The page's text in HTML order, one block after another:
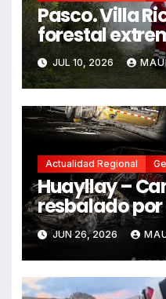
Pasco. Villa
forestal
fallecidos y
JUL 10, 2026
Actualidad Regional
Huayllay –
resbalado por
impactó auto
dejando dos
JUN 26, 2026